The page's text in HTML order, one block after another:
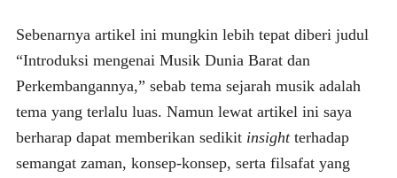
Sebenarnya artikel ini mungkin lebih tepat diberi judul
“Introduksi mengenai Musik Dunia Barat dan
Perkembangannya,” sebab tema sejarah musik adalah
tema yang terlalu luas. Namun lewat artikel ini saya
berharap dapat memberikan sedikit insightterhadap
semangat zaman, konsep-konsep, serta filsafat yang